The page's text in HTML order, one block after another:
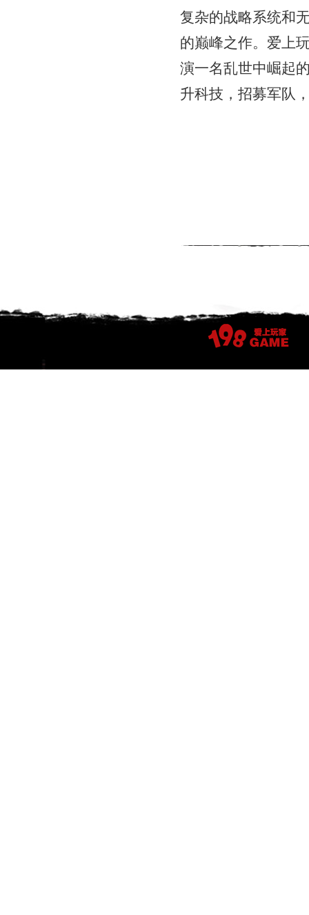
复杂的战略系统和
的巅峰之作。爱上
演一名乱世中崛起
升科技，招募军队